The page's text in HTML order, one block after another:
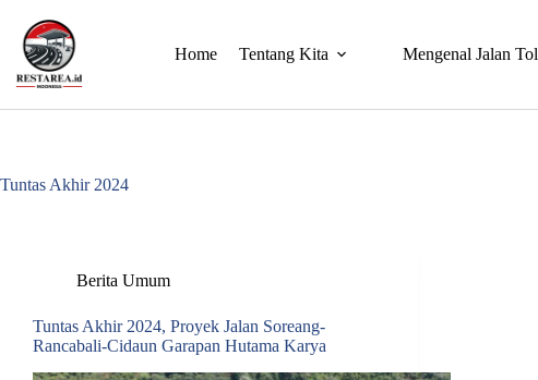
Home Tentang Kita Mengenal Jalan Tol
Tuntas Akhir 2024
Berita Umum
Tuntas Akhir 2024, Proyek Jalan Soreang-
Rancabali-Cidaun Garapan Hutama Karya